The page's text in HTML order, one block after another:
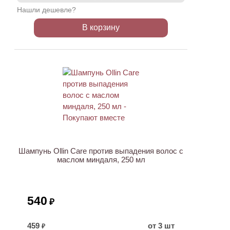
Нашли дешевле?
В корзину
Шампунь Ollin Care против выпадения волос с
маслом миндаля, 250 мл
540 ₽
459 ₽ от 3 шт